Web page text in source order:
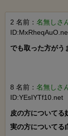
2 名前： 名無しさ
でも取った方がう
8 名前： 名無しさ
ID:YEsIYTf10.net
皮の方についてる
実の方についてる